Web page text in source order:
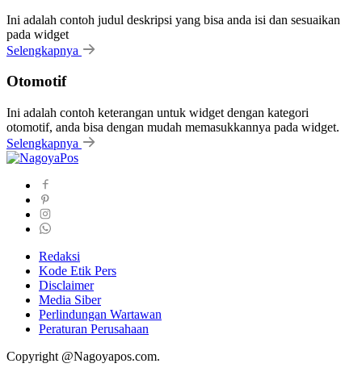
Ini adalah contoh judul deskripsi yang bisa anda isi dan sesuaikan
pada widget
Selengkapnya
Otomotif
Ini adalah contoh keterangan untuk widget dengan kategori
otomotif, anda bisa dengan mudah memasukkannya pada widget.
Selengkapnya
Redaksi
Kode Etik Pers
Disclaimer
Media Siber
Perlindungan Wartawan
Peraturan Perusahaan
Copyright @Nagoyapos.com.